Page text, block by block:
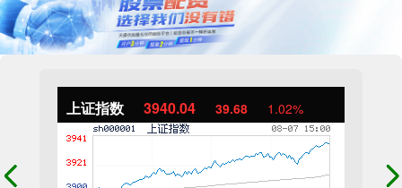
上证指数 3940.04 39.68 1.02%